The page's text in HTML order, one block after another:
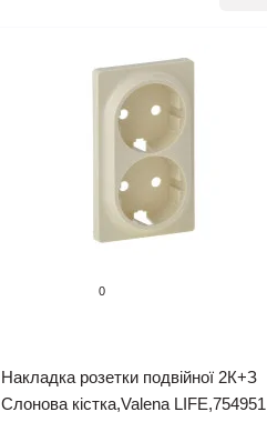
0
Накладка розетки подвійної 2К+З
Слонова кістка,Valena LIFE,754951